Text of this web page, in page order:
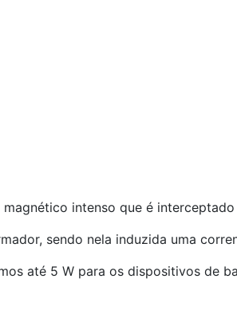
intenso que é
sendo nela induzida uma
até 5 W para os dispositivos de